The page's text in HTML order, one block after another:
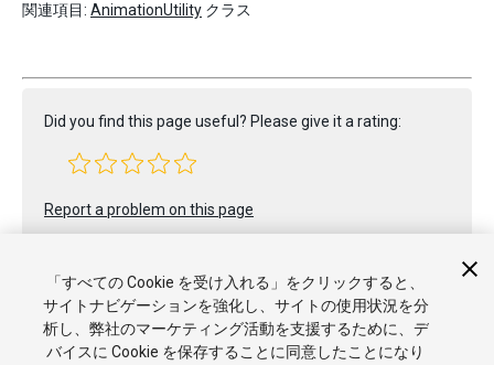
関連項目: AnimationUtility クラス
Did you find this page useful? Please give it a rating:
Report a problem on this page
「すべての Cookie を受け入れる」をクリックすると、
サイトナビゲーションを強化し、サイトの使用状況を分
析し、弊社のマーケティング活動を支援するために、デ
バイスに Cookie を保存することに同意したことになり